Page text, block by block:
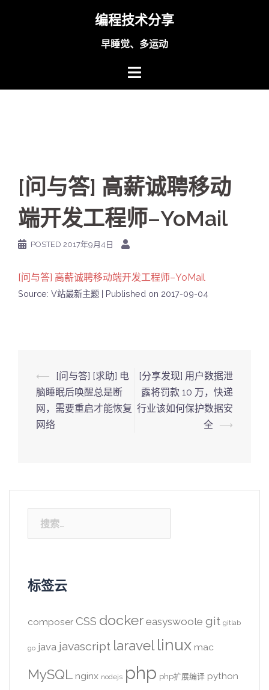
编程技术分享
早睡觉、多运动
[问与答] 高薪诚聘移动
端开发工程师–YoMail
POSTED 2017年9月4日
[问与答] 高薪诚聘移动端开发工程师–YoMail
Source: V站最新主题 Published on 2017-09-04
Post
navigation
⟵
[问与答] [求助] 电
脑睡眠后唤醒总是断
网，需要重启才能恢复
网络
[分享发现] 用户数据泄
露将罚款 10 万，快递
行业该如何保护数据安
全 ⟶
索：
标签云
composer CSS docker easyswoole git gitlab
go java javascript laravel linux mac
MySQL nginx nodejs php php扩展编译 python